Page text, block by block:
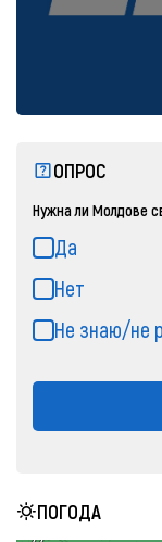
ОПРОС
Нужна ли Молдове
Да
Нет
Не знаю/не
ПОГОДА